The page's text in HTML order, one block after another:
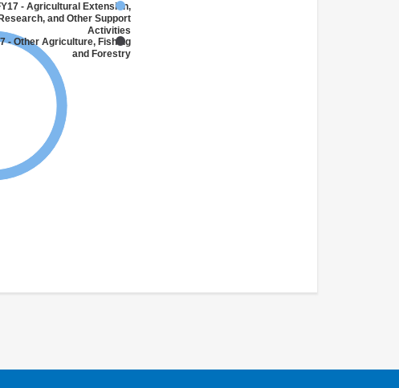
- Agricultural Extension,
Research, and Other Support
Activities
- Other Agriculture, Fishing
and Forestry